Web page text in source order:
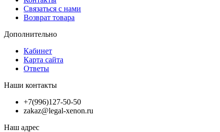
Связаться с нами
Возврат товара
Дополнительно
Кабинет
Карта сайта
Ответы
Наши контакты
+7(996)127-50-50
zakaz@legal-xenon.ru
Наш адрес